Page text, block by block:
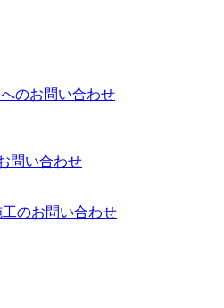
のお問い合わせ
問い合わせ
のお問い合わせ